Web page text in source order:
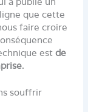
que cette
faire croire
estde
.
souffrir